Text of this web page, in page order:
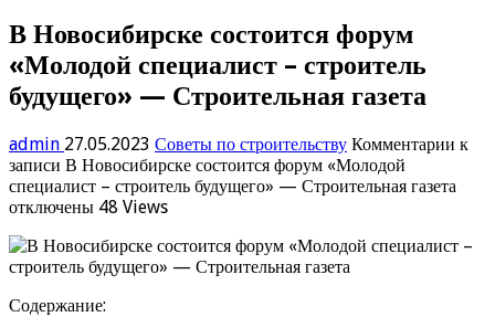
В Новосибирске состоится форум
«Молодой специалист – строитель
будущего» — Строительная газета
admin 27.05.2023 Советы по строительству Комментарии к
записи В Новосибирске состоится форум «Молодой
специалист – строитель будущего» — Строительная газета
отключены 48 Views
Содержание: